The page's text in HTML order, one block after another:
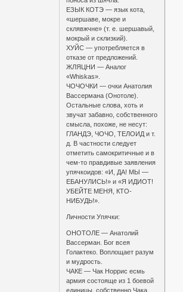
ЕЗЫК КОТЭ — язык кота,
«шершаве, мокре и
склявжчне» (т. е. шершавый,
мокрый и склизкий).
ХУЙС — употребляется в
отказе от предложений.
ЖЛЯЦНИ — Аналог
«Whiskas».
ЧОЧОЧКИ — очки Анатолия
Вассермана (Онотоле).
Остальные слова, хоть и
звучат забавно, собственного
смысла, похоже, не несут:
ГЛАНДЭ, ЧОЧО, ТЕЛОИД и т.
д. В частности следует
отметить самокритичные и в
чем-то правдивые заявления
упячкоидов: «И, ДА! МЫ —
ЕБАНУЛИСЬ!» и «Я ИДИОТ!
УБЕЙТЕ МЕНЯ, КТО-
НИБУДЬ!».
Личности Упячки:
ОНОТОЛЕ — Анатолий
Вассерман. Бог всея
Голактеко. Воплощает разум
и мудрость.
ЧАКЕ — Чак Норрис есмь
армия состояще из 1 боевой
единицы, собственно Чака